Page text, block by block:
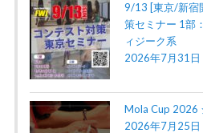
9/13 [東京/新宿
策セミナー 1部
ィジーク系
2026年7月31日
Mola Cup 2026
2026年7月25日